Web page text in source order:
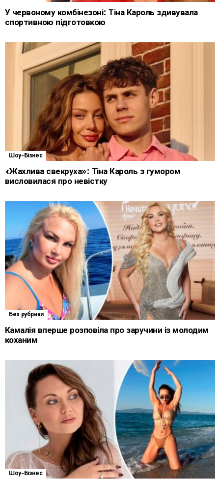
У червоному комбінезоні: Тіна Кароль здивувала
спортивною підготовкою
Шоу-Бізнес
«Жахлива свекруха»: Тіна Кароль з гумором
висловилася про невістку
Без рубрики
Камалія вперше розповіла про заручини із молодим
коханим
Шоу-Бізнес